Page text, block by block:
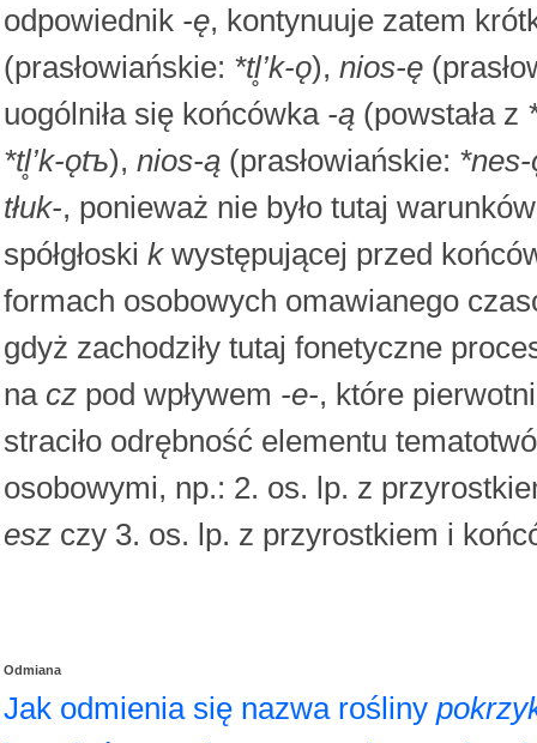
odpowiednik -ę, kontynuuje zatem
(prasłowiańskie: *tl̥’k-ǫ), nios-ę
uogólniła się końcówka -ą (powstała z
*tl̥’k-ǫtъ), nios-ą (prasłowiańskie:
tłuk-, ponieważ nie było tutaj
spółgłoski kwystępującej przed
formach osobowych omawianego
gdyż zachodziły tutaj fonetyczne
na cz pod wpływem -e-, które
straciło odrębność elementu
osobowymi, np.: 2. os. lp. z
esz czy 3. os. lp. z przyrostkiem i
Odmiana
Jak odmienia się nazwa rośliny